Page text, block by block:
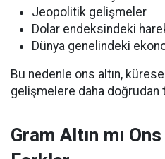
Jeopolitik gelişmeler
Dolar endeksindeki
Dünya genelindeki
Bu nedenle ons altın,
gelişmelere daha doğrudan
Gram Altın mı